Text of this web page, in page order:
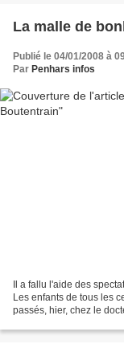
La malle de
Publié le 04/01/2008 à
Par Penhars infos
Il a fallu l'aide des
Les enfants de tous les
passés, hier, chez le